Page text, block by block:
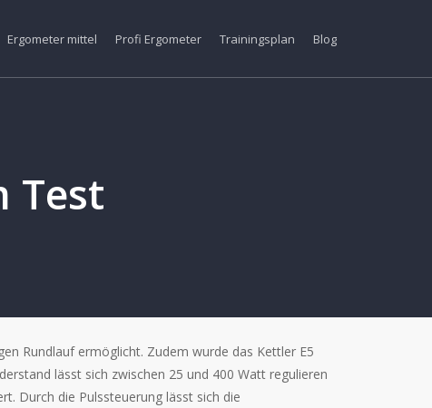
Ergometer mittel Profi Ergometer Trainingsplan Blog
Test
Rundlauf ermöglicht. Zudem wurde das Kettler E5
lässt sich zwischen 25 und 400 Watt regulieren
Durch die Pulssteuerung lässt sich die